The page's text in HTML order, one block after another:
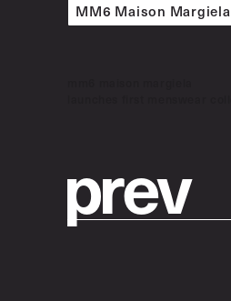
MM6 Maison Margiela
prev